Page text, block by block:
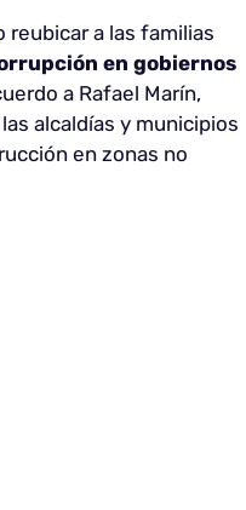
reubicar a las familias
en gobiernos
a Rafael Marín,
alcaldías y municipios
en zonas no